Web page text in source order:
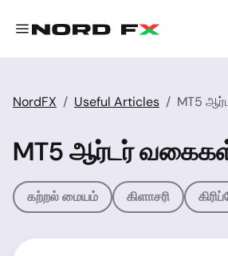
NordFX Useful Articles MT5
MT5 ஆர்டர்
கற்றல் மையம் கிளாசரி